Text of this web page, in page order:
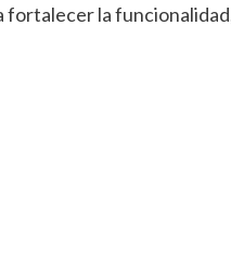
fortalecer la